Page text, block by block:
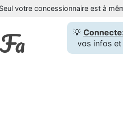
votre concessionnaire est à
💡
vos infos
Fa